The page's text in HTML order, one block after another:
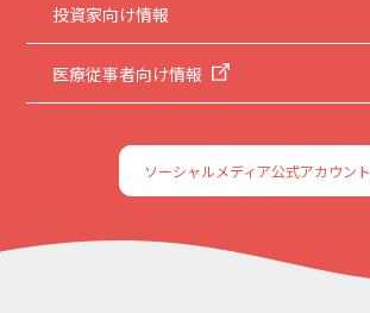
投資家向け情報
医療従事者向け情報
ソーシャルメディア公式アカウント